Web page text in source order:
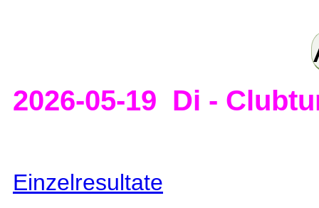
2026-05-19 Di -
Einzelresultate